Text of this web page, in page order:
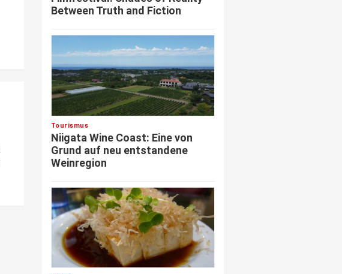
Between Truth and Fiction
Tourismus
Niigata Wine Coast: Eine von
Grund auf neu entstandene
Weinregion